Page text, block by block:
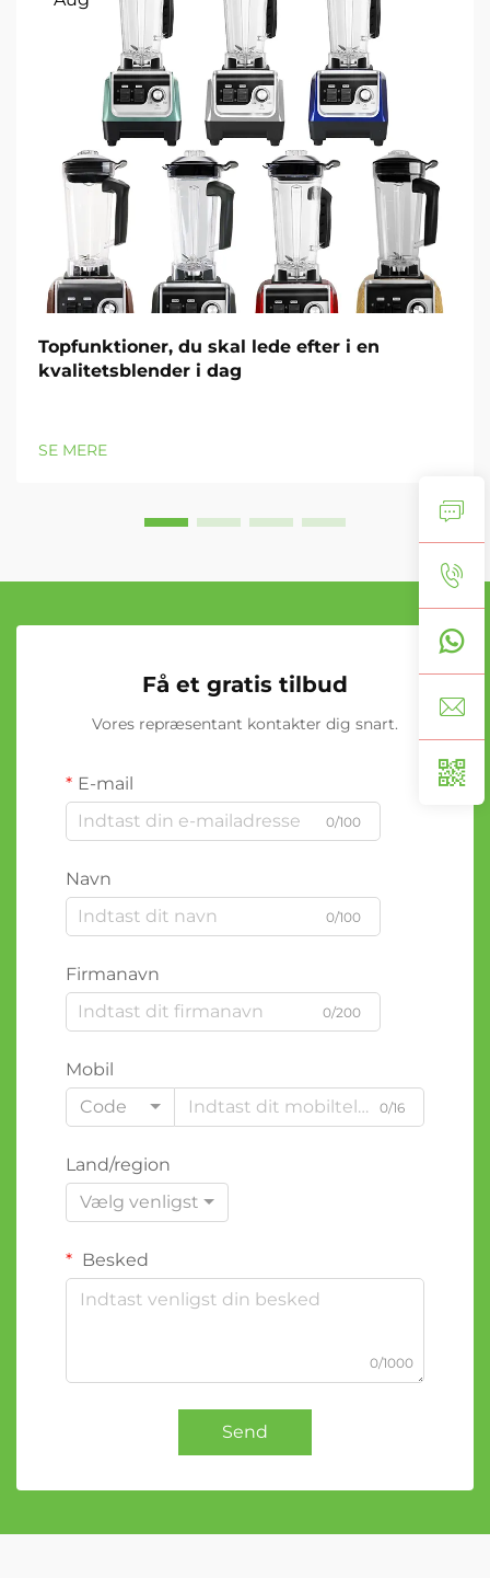
Topfunktioner, du skal lede efter i en
kvalitetsblender i dag
SE MERE
Få et gratis tilbud
Vores repræsentant kontakter dig snart.
E-mail
0/100
Navn
0/100
Firmanavn
0/200
Mobil
Code
0/16
Land/region
Vælg venligst
Besked
0/1000
Send